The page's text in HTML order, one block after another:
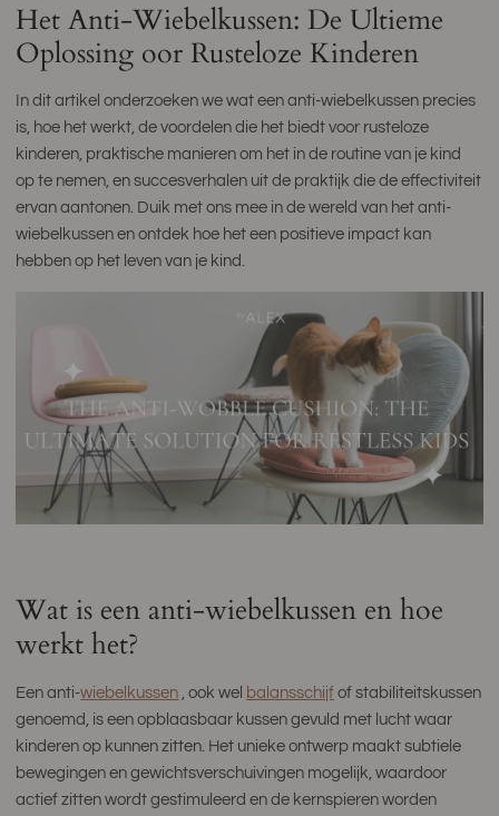
Het Anti-Wiebelkussen: De Ultieme
Oplossing oor Rusteloze Kinderen
In dit artikel onderzoeken we wat een anti-wiebelkussen precies
is, hoe het werkt, de voordelen die het biedt voor rusteloze
kinderen, praktische manieren om het in de routine van je kind
op te nemen, en succesverhalen uit de praktijk die de effectiviteit
ervan aantonen. Duik met ons mee in de wereld van het anti-
wiebelkussen en ontdek hoe het een positieve impact kan
hebben op het leven van je kind.
Wat is een anti-wiebelkussen en hoe
werkt het?
Een anti-wiebelkussen , ook wel balansschijfof stabiliteitskussen
genoemd, is een opblaasbaar kussen gevuld met lucht waar
kinderen op kunnen zitten. Het unieke ontwerp maakt subtiele
bewegingen en gewichtsverschuivingen mogelijk, waardoor
actief zitten wordt gestimuleerd en de kernspieren worden